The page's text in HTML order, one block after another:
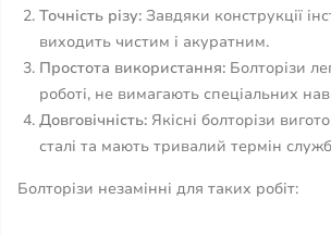
Точність різу: Завдяки конструкції
виходить чистим і акуратним.
Простота використання: Болторізи
роботі, не вимагають спеціальних
Довговічність: Якісні болторізи
сталі та мають тривалий термін
Болторізи незамінні для таких робіт: